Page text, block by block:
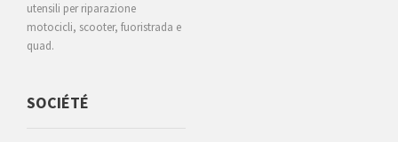
utensili per riparazione
motocicli, scooter, fuoristrada e
quad.
SOCIÉTÉ